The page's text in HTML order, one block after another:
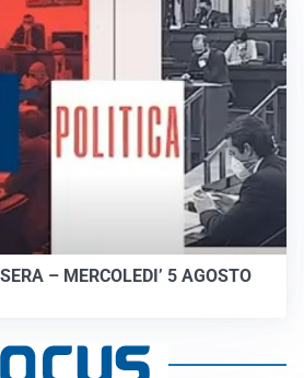
– MERCOLEDI’ 5 AGOSTO